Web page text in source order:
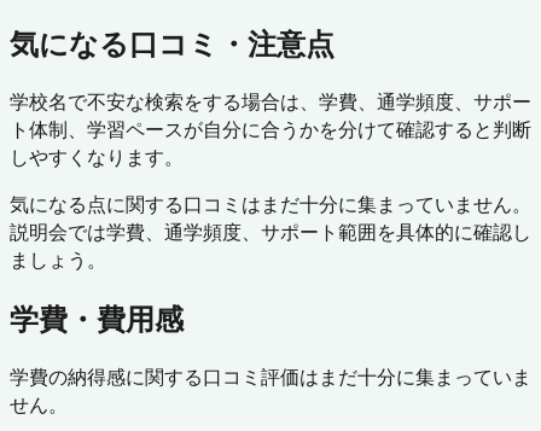
気になる口コミ・注意点
学校名で不安な検索をする場合は、学費、通学頻度、サポー
ト体制、学習ペースが自分に合うかを分けて確認すると判断
しやすくなります。
気になる点に関する口コミはまだ十分に集まっていません。
説明会では学費、通学頻度、サポート範囲を具体的に確認し
ましょう。
学費・費用感
学費の納得感に関する口コミ評価はまだ十分に集まっていま
せん。